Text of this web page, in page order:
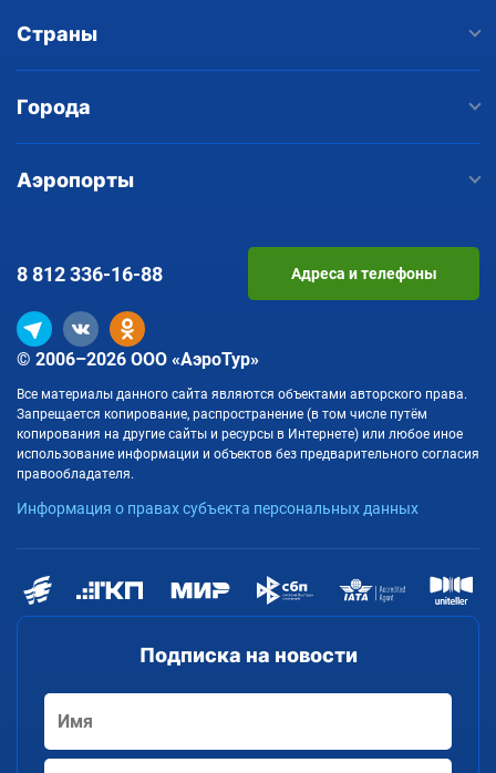
Страны
Города
Аэропорты
Подписка на новости
© 2006–2026 ООО «АэроТур»
Все материалы данного сайта являются объектами авторского права.
Запрещается копирование, распространение (в том числе путём
копирования на другие сайты и ресурсы в Интернете) или любое иное
использование информации и объектов без предварительного согласия
правообладателя.
Информация о правах субъекта персональных данных
8 812336-16-88 Адреса и телефоны